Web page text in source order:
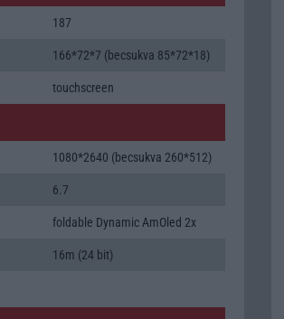
187
166*72*7 (becsukva 85*72*18)
touchscreen
1080*2640 (becsukva 260*512)
6.7
foldable Dynamic AmOled 2x
16m (24 bit)